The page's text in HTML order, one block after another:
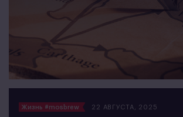
Жизнь #mosbrew 22 АВГУСТА, 2025